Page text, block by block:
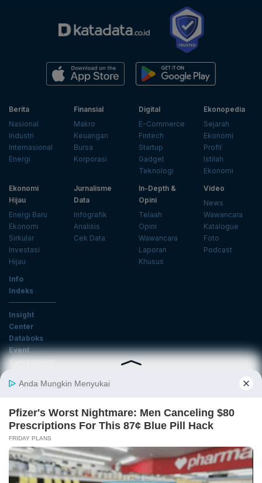
Berita
Nasional
Industri
Internasional
Energi
Finansial
Makro
Keuangan
Bursa
Korporasi
Digital
E-Commerce
Fintech
Startup
Gadget
Teknologi
Ekonopedia
Sejarah
Ekonomi
Profil
Istilah
Ekonomi
Ekonomi
Hijau
Energi Baru
Ekonomi
Sirkular
Investasi
Hijau
Jurnalisme
Data
Infografik
Analisis
Cek Data
In-Depth &
Opini
Telaah
Opini
Wawancara
Laporan
Khusus
Video
News
Wawancara
Katalogue
Foto
Podcast
Info
Indeks
Insight
Center
Databoks
Event
KatadataOto
Email
Daftar